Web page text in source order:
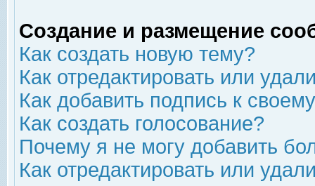
Создание и размещение
Как создать новую тему?
Как отредактировать или
Как добавить подпись к
Как создать голосование?
Почему я не могу добавить
Как отредактировать или